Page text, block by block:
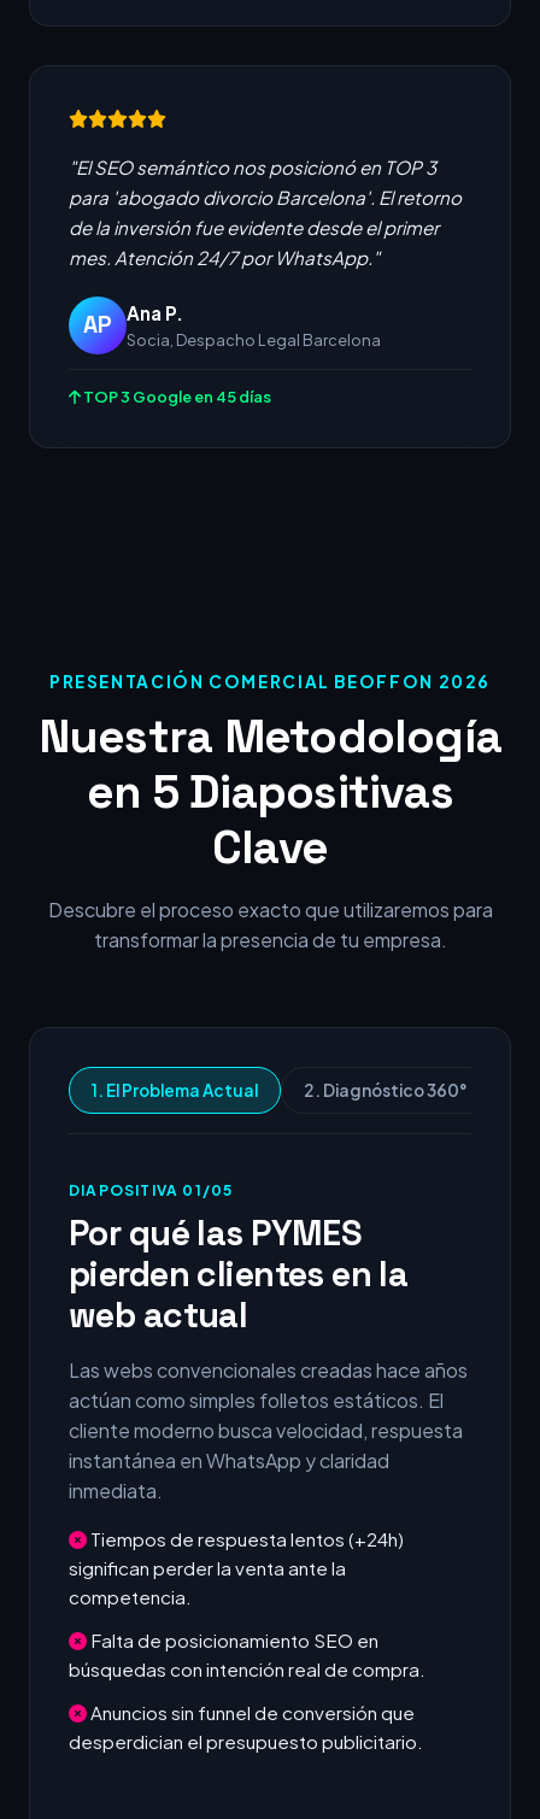
"El SEO semántico nos posicionó en TOP 3
para 'abogado divorcio Barcelona'. El retorno
de la inversión fue evidente desde el primer
mes. Atención 24/7 por WhatsApp."
AP Ana P.
Socia, Despacho Legal Barcelona
TOP 3 Google en 45 días
PRESENTACIÓN COMERCIAL BEOFFON 2026
Nuestra Metodología
en 5 Diapositivas
Clave
Descubre el proceso exacto que utilizaremos para
transformar la presencia de tu empresa.
1. El Problema Actual 2. Diagnóstico 360°
DIAPOSITIVA 01/05
Por qué las PYMES
pierden clientes en la
web actual
Las webs convencionales creadas hace años
actúan como simples folletos estáticos. El
cliente moderno busca velocidad, respuesta
instantánea en WhatsApp y claridad
inmediata.
Tiempos de respuesta lentos (+24h)
significan perder la venta ante la
competencia.
Falta de posicionamiento SEO en
búsquedas con intención real de compra.
Anuncios sin funnel de conversión que
desperdician el presupuesto publicitario.